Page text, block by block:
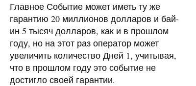
Главное Событие может иметь ту же
гарантию 20 миллионов долларов и бай-
ин 5 тысяч долларов, как и в прошлом
году, но на этот раз оператор может
увеличить количество Дней 1, учитывая,
что в прошлом году это событие не
достигло своей гарантии.